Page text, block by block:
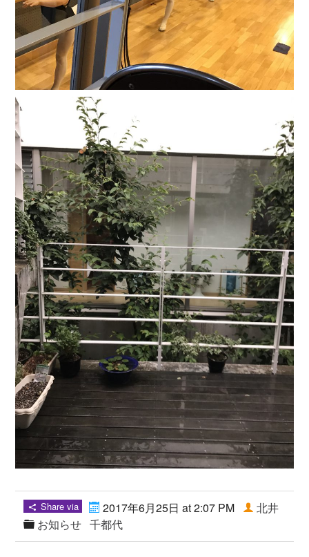
Share via
2017年6月25日 at 2:07 PM
お知らせ
北井
千都代